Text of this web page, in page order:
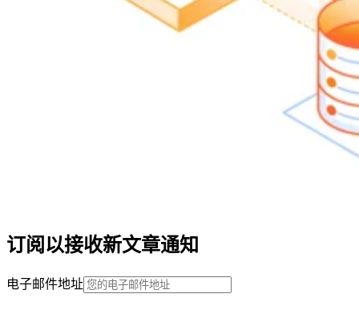
订阅以接收新文章通知
电子邮件地址